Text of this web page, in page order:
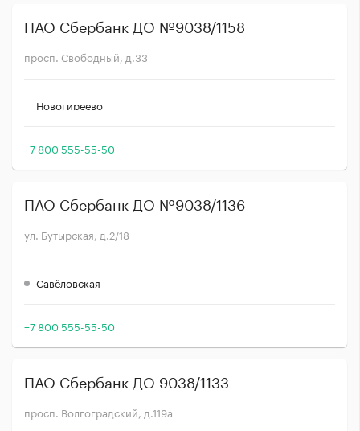
ПАО Сбербанк ДО №9038/1158
просп. Свободный, д.33
Новогиреево
+7 800 555-55-50
ПАО Сбербанк ДО №9038/1136
ул. Бутырская, д.2/18
Савёловская
+7 800 555-55-50
ПАО Сбербанк ДО 9038/1133
просп. Волгоградский, д.119а